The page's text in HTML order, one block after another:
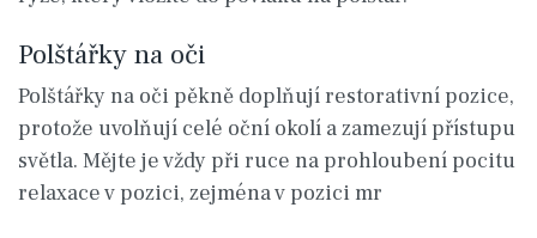
Polštářky na oči
Polštářky na oči pěkně doplňují restorativní pozice,
protože uvolňují celé oční okolí a zamezují přístupu
světla. Mějte je vždy při ruce na prohloubení pocitu
relaxace v pozici, zejména v pozici mr